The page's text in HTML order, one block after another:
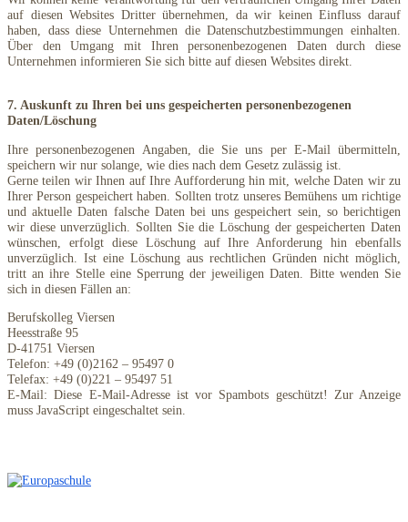
auf diesen Websites Dritter übernehmen, da wir keinen Einfluss darauf
haben, dass diese Unternehmen die Datenschutzbestimmungen einhalten.
Über den Umgang mit Ihren personenbezogenen Daten durch diese
Unternehmen informieren Sie sich bitte auf diesen Websites direkt.
7. Auskunft zu Ihren bei uns gespeicherten personenbezogenen
Daten/Löschung
Ihre personenbezogenen Angaben, die Sie uns per E-Mail übermitteln,
speichern wir nur solange, wie dies nach dem Gesetz zulässig ist.
Gerne teilen wir Ihnen auf Ihre Aufforderung hin mit, welche Daten wir zu
Ihrer Person gespeichert haben. Sollten trotz unseres Bemühens um richtige
und aktuelle Daten falsche Daten bei uns gespeichert sein, so berichtigen
wir diese unverzüglich. Sollten Sie die Löschung der gespeicherten Daten
wünschen, erfolgt diese Löschung auf Ihre Anforderung hin ebenfalls
unverzüglich. Ist eine Löschung aus rechtlichen Gründen nicht möglich,
tritt an ihre Stelle eine Sperrung der jeweiligen Daten. Bitte wenden Sie
sich in diesen Fällen an:
Berufskolleg Viersen
Heesstraße 95
D-41751 Viersen
Telefon: +49 (0)2162 – 95497 0
Telefax: +49 (0)221 – 95497 51
E-Mail:Diese E-Mail-Adresse ist vor Spambots geschützt! Zur Anzeige
muss JavaScript eingeschaltet sein.